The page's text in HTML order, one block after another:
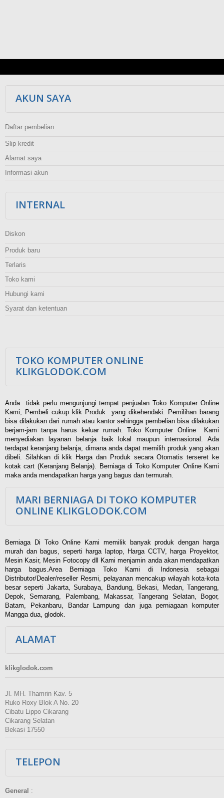
AKUN SAYA
Daftar pembelian
Slip kredit
Alamat saya
Informasi akun
INTERNAL
Diskon
Produk baru
Terlaris
Toko kami
Hubungi kami
Syarat dan ketentuan
TOKO KOMPUTER ONLINE
KLIKGLODOK.COM
Anda tidak perlu mengunjungi tempat penjualan Toko Komputer Online
Kami, Pembeli cukup klik Produk yang dikehendaki. Pemilihan barang
bisa dilakukan dari rumah atau kantor sehingga pembelian bisa dilakukan
berjam-jam tanpa harus keluar rumah. Toko Komputer Online Kami
menyediakan layanan belanja baik lokal maupun internasional. Ada
terdapat keranjang belanja, dimana anda dapat memilih produk yang akan
dibeli. Silahkan di klik Harga dan Produk secara Otomatis terseret ke
kotak cart (Keranjang Belanja). Berniaga di Toko Komputer Online Kami
maka anda mendapatkan harga yang bagus dan termurah.
MARI BERNIAGA DI TOKO KOMPUTER
ONLINE KLIKGLODOK.COM
Berniaga Di Toko Online Kami memilik banyak produk dengan harga
murah dan bagus, seperti harga laptop, Harga CCTV, harga Proyektor,
Mesin Kasir, Mesin Fotocopy dll Kami menjamin anda akan mendapatkan
harga bagus.Area Berniaga Toko Kami di Indonesia sebagai
Distributor/Dealer/reseller Resmi, pelayanan mencakup wilayah kota-kota
besar seperti Jakarta, Surabaya, Bandung, Bekasi, Medan, Tangerang,
Depok, Semarang, Palembang, Makassar, Tangerang Selatan, Bogor,
Batam, Pekanbaru, Bandar Lampung dan juga perniagaan komputer
Mangga dua, glodok.
ALAMAT
klikglodok.com
Jl. MH. Thamrin Kav. 5
Ruko Roxy Blok A No. 20
Cibatu Lippo Cikarang
Cikarang Selatan
Bekasi 17550
TELEPON
General :